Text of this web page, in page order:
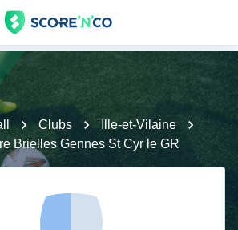
Clubs
Ille-et-Vilaine
Brielles Gennes St Cyr le GR